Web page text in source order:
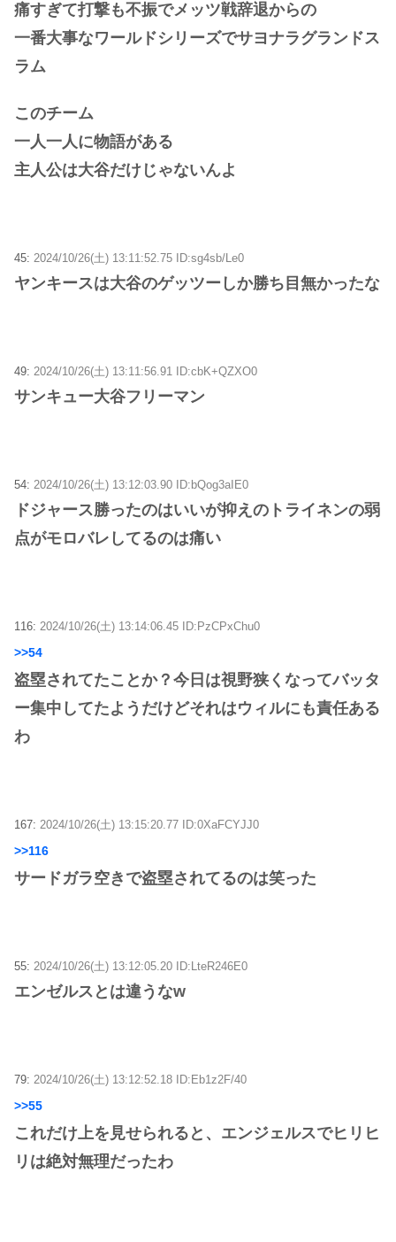
痛すぎて打撃も不振でメッツ戦辞退からの
一番大事なワールドシリーズでサヨナラグランドス
ラム
このチーム
一人一人に物語がある
主人公は大谷だけじゃないんよ
45: 2024/10/26(土) 13:11:52.75 ID:sg4sb/Le0
ヤンキースは大谷のゲッツーしか勝ち目無かったな
49: 2024/10/26(土) 13:11:56.91 ID:cbK+QZXO0
サンキュー大谷フリーマン
54: 2024/10/26(土) 13:12:03.90 ID:bQog3aIE0
ドジャース勝ったのはいいが抑えのトライネンの弱
点がモロバレしてるのは痛い
116: 2024/10/26(土) 13:14:06.45 ID:PzCPxChu0
>>54
盗塁されてたことか？今日は視野狭くなってバッタ
ー集中してたようだけどそれはウィルにも責任ある
わ
167: 2024/10/26(土) 13:15:20.77 ID:0XaFCYJJ0
>>116
サードガラ空きで盗塁されてるのは笑った
55: 2024/10/26(土) 13:12:05.20 ID:LteR246E0
エンゼルスとは違うなw
79: 2024/10/26(土) 13:12:52.18 ID:Eb1z2F/40
>>55
これだけ上を見せられると、エンジェルスでヒリヒ
リは絶対無理だったわ